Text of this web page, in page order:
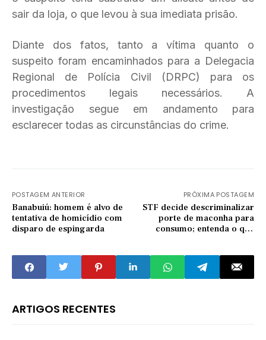
sair da loja, o que levou à sua imediata prisão.
Diante dos fatos, tanto a vítima quanto o
suspeito foram encaminhados para a Delegacia
Regional de Polícia Civil (DRPC) para os
procedimentos legais necessários. A
investigação segue em andamento para
esclarecer todas as circunstâncias do crime.
POSTAGEM ANTERIOR
Banabuiú: homem é alvo de
tentativa de homicídio com
disparo de espingarda
PRÓXIMA POSTAGEM
STF decide descriminalizar
porte de maconha para
consumo; entenda o que
ARTIGOS RECENTES